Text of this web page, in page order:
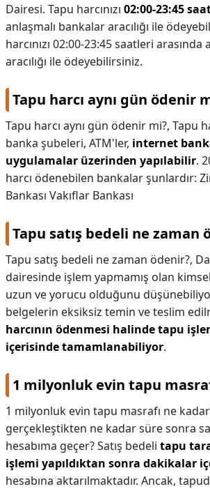
Dairesi. Tapu harcınızı 02:00-23:45
anlaşmalı bankalar aracılığı ile
harcınızı 02:00-23:45 saatleri
aracılığı ile ödeyebilirsiniz.
Tapu harcı aynı gün ödenir
Tapu harcı aynı gün ödenir mi?, Tapu
banka şubeleri, ATM'ler, internet
uygulamalar üzerinden yapılabilir.
harcı ödenebilen bankalar şunlardır:
Bankası Vakıflar Bankası
Tapu satış bedeli ne zaman
Tapu satış bedeli ne zaman ödenir?,
dairesinde işlem yapmamış olan
uzun ve yorucu olduğunu
belgelerin eksiksiz temin ve teslim
harcının ödenmesi halinde tapu
içerisinde tamamlanabiliyor.
1 milyonluk evin tapu
1 milyonluk evin tapu masrafı ne
gerçekleştikten ne kadar süre sonra
hesabıma geçer? Satış bedeli tapu
işlemi yapıldıktan sonra dakikalar
hesabına aktarılmaktadır. Ancak,